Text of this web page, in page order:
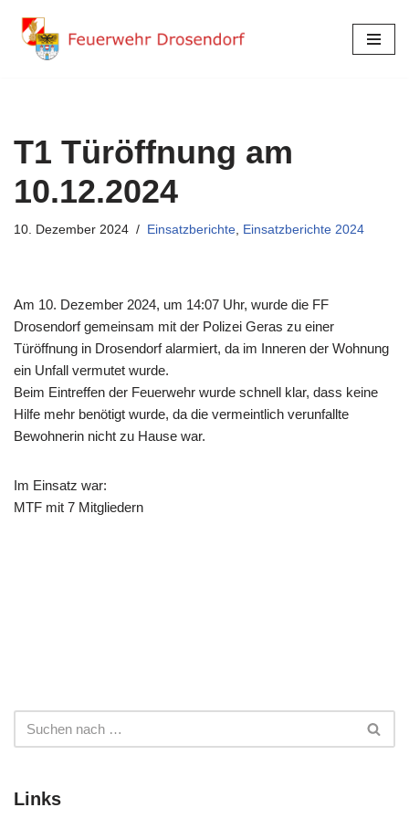
Zum
T1 Türöffnung am
10.12.2024
10. Dezember 2024 Einsatzberichte, Einsatzberichte 2024
Am 10. Dezember 2024, um 14:07 Uhr, wurde die FF
Drosendorf gemeinsam mit der Polizei Geras zu einer
Türöffnung in Drosendorf alarmiert, da im Inneren der Wohnung
ein Unfall vermutet wurde.
Beim Eintreffen der Feuerwehr wurde schnell klar, dass keine
Hilfe mehr benötigt wurde, da die vermeintlich verunfallte
Bewohnerin nicht zu Hause war.
Im Einsatz war:
MTF mit 7 Mitgliedern
Links